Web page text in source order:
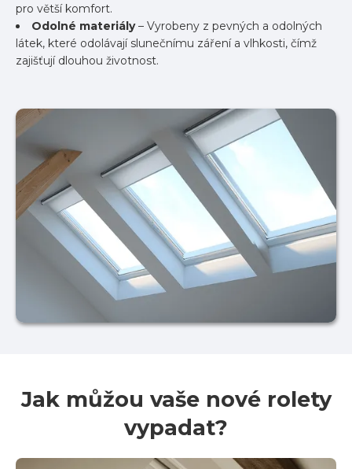
pro větší komfort.
Odolné materiály– Vyrobeny z pevných a odolných
látek, které odolávají slunečnímu záření a vlhkosti, čímž
zajišťují dlouhou životnost.
Jak můžou vaše nové rolety
vypadat?